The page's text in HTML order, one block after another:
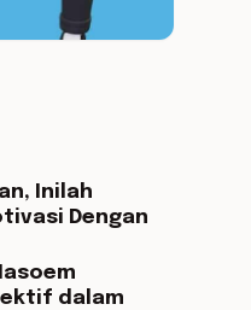
Inilah
Dengan
dalam